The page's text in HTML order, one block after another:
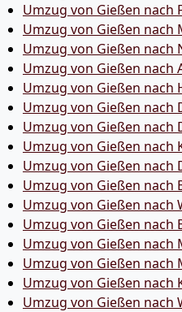
Umzug von Gießen nach
Umzug von Gießen nach
Umzug von Gießen nach
Umzug von Gießen nach
Umzug von Gießen nach
Umzug von Gießen nach
Umzug von Gießen nach
Umzug von Gießen nach
Umzug von Gießen nach
Umzug von Gießen nach
Umzug von Gießen nach
Umzug von Gießen nach
Umzug von Gießen nach
Umzug von Gießen nach
Umzug von Gießen nach
Umzug von Gießen nach